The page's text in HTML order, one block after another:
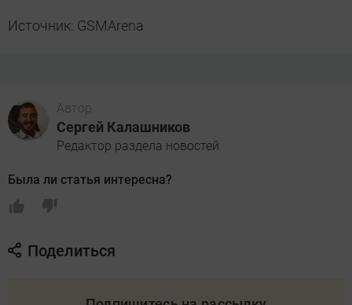
Источник: GSMArena
Автор
Сергей Калашников
Редактор раздела новостей
Была ли статья интересна?
Поделиться